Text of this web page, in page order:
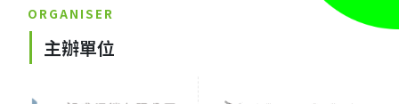
ORGANISER
主辦單位